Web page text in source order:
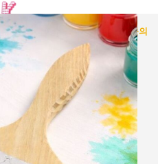
입고예정 회사소개자주묻는질문 문의